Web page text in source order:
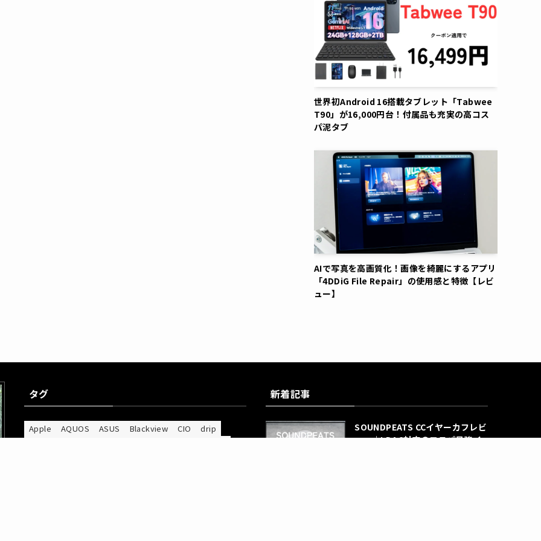
世界初Android 16搭載タブレット「Tabwee
T90」が16,000円台！付属品も充実の高コス
パ泥タブ
AIで写真を高画質化！画像を綺麗にするアプリ
「4DDiG File Repair」の使用感と特徴【レビ
ュー】
タグ
Apple AQUOS ASUS Blackview CIO
drip
新着記事
SOUNDPEATS CCイヤーカフレビ
ュー｜LDAC対応のコスパ最強イ